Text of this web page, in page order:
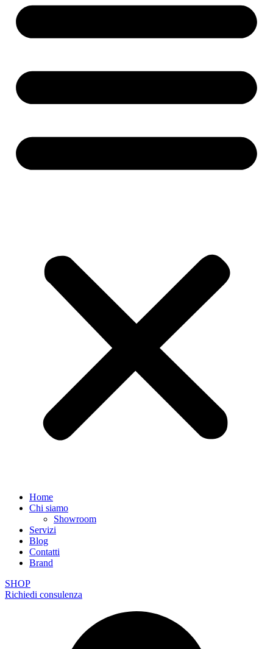
Home
Chi siamo
Showroom
Servizi
Blog
Contatti
Brand
SHOP
Richiedi consulenza